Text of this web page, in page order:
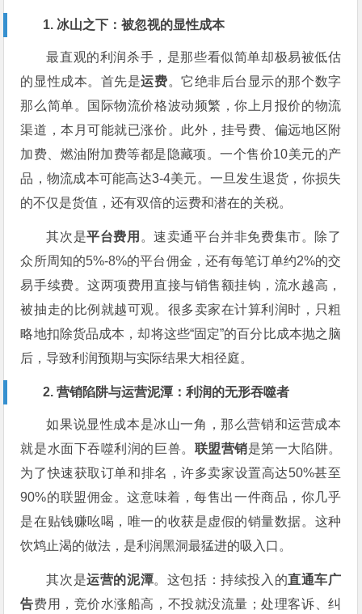
1. 冰山之下：被忽视的显性成本
最直观的利润杀手，是那些看似简单却极易被低估
的显性成本。首先是运费。它绝非后台显示的那个数字
那么简单。国际物流价格波动频繁，你上月报价的物流
渠道，本月可能就已涨价。此外，挂号费、偏远地区附
加费、燃油附加费等都是隐藏项。一个售价10美元的产
品，物流成本可能高达3-4美元。一旦发生退货，你损失
的不仅是货值，还有双倍的运费和潜在的关税。
其次是平台费用 。速卖通平台并非免费集市。除了
众所周知的5%-8%的平台佣金，还有每笔订单约2%的交
易手续费。这两项费用直接与销售额挂钩，流水越高，
被抽走的比例就越可观。很多卖家在计算利润时，只粗
略地扣除货品成本，却将这些“固定”的百分比成本抛之脑
后，导致利润预期与实际结果大相径庭。
2. 营销陷阱与运营泥潭：利润的无形吞噬者
如果说显性成本是冰山一角，那么营销和运营成本
就是水面下吞噬利润的巨兽。 联盟营销是第一大陷阱。
为了快速获取订单和排名，许多卖家设置高达50%甚至
90%的联盟佣金。这意味着，每售出一件商品，你几乎
是在贴钱赚吆喝，唯一的收获是虚假的销量数据。这种
饮鸩止渴的做法，是利润黑洞最猛进的吸入口。
其次是运营的泥潭。这包括：持续投入的直通车广
告费用，竞价水涨船高，不投就没流量；处理客诉、纠